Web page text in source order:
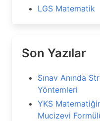
LGS Matematik
Son Yazılar
Sınav Anında
Yöntemleri
YKS
Mucizevi